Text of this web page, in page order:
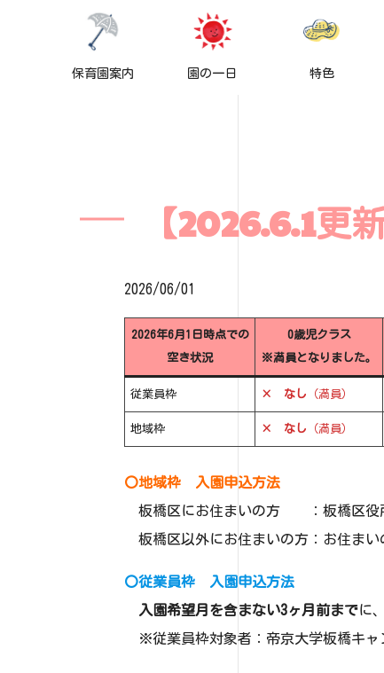
保育園案内 園の一日 特色
【2026.6.1更
2026/06/01
2026年6月1日時点での
空き状況
0歳児クラス
※満員となりました。
従業員枠 × なし （満員）
地域枠 × なし （満員）
〇地域枠 入園申込方法
板橋区にお住まいの方 ：板橋区役所
板橋区以外にお住まいの方：お住まい
〇従業員枠 入園申込方法
入園希望月を含まない3ヶ月前までに、
※従業員枠対象者：帝京大学板橋キャ